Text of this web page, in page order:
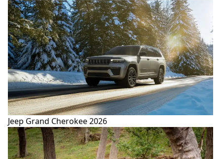
Jeep Grand Cherokee 2026